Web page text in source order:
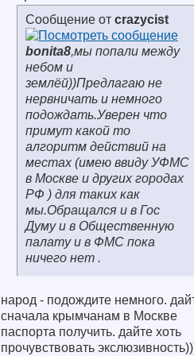
Сообщение от crazycist
bonita8,мы попали между
небом и
землёй))Предлагаю не
нервничать и немного
подождать.Уверен что
примут какой то
алгоритм действий на
местах (имею ввиду УФМС
в Москве и других городах
РФ ) для таких как
мы.Обращался и в Гос
Думу и в Общественную
палату и в ФМС пока
ничего нет .
народ - подождите немного.
сначала крымчанам в Москве
паспорта получить. дайте хоть
прочувствовать